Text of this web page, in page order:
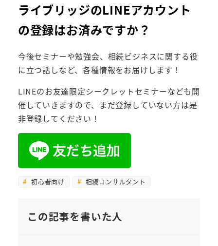
ライブリッジのLINEアカウント
の登録はお済みですか？
今後セミナーや勉強会、相続ビジネスに関する役
に立つ話しなど、各種情報をお届けします！
LINEのお友達限定シークレットセミナーなども開
催していきますので、まだ登録していない方は是
非登録してください！
初心者向け 相続コンサルタント
この記事を書いた人